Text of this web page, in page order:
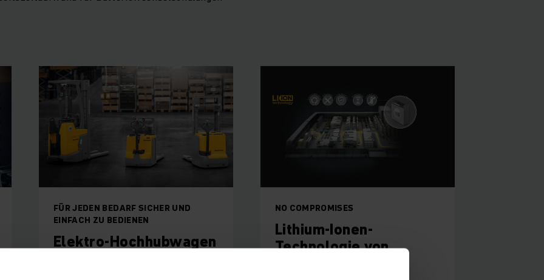
FÜR JEDEN BEDARF SICHER UND
EINFACH ZU BEDIENEN
Elektro-Hochhubwagen
NO COMPROMISES
Lithium-Ionen-
Technologie von